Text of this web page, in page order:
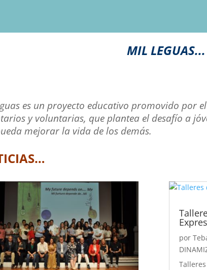
MIL
es un proyecto educativo promovido por
y voluntarias, que plantea el desafío a
mejorar la vida de los demás.
por